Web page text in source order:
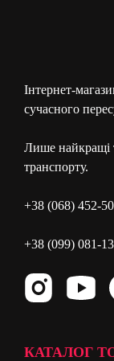
Інтернет-
сучасного
Лише найкращі
транспорту.
+38 (068) 452-
+38 (099) 081-
КАТАЛОГ